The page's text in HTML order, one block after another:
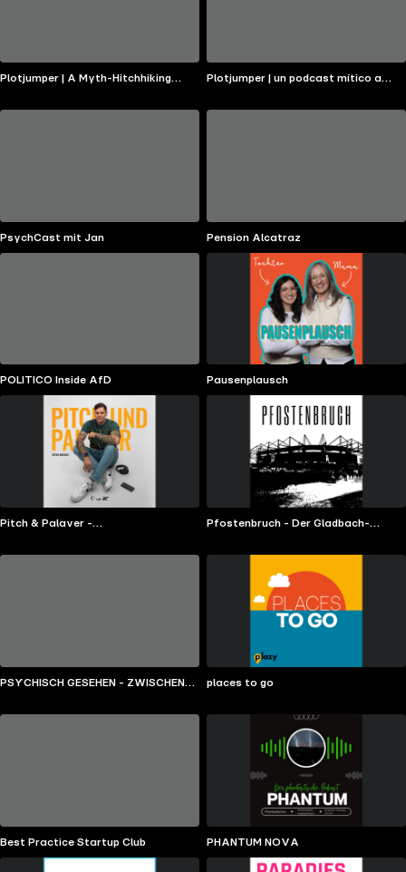
Plotjumper | A Myth-Hitchhiking
Plotjumper | un podcast mítico a
PsychCast mit Jan Pension Alcatraz
POLITICO Inside AfD Pausenplausch
Pitch & Palaver -
Megerle
Pfostenbruch - Der Gladbach-
PSYCHISCH GESEHEN - ZWISCHEN
places to go
Best Practice Startup Club PHANTUM NOVA